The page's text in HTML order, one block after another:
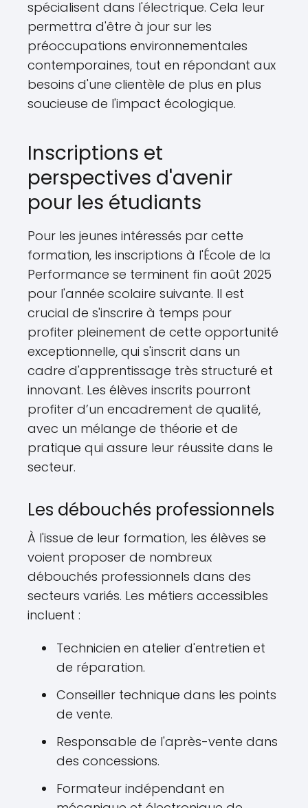
spécialisent dans l'électrique. Cela leur
permettra d'être à jour sur les
préoccupations environnementales
contemporaines, tout en répondant aux
besoins d'une clientèle de plus en plus
soucieuse de l'impact écologique.
Inscriptions et
perspectives d'avenir
pour les étudiants
Pour les jeunes intéressés par cette
formation, les inscriptions à l'École de la
Performance se terminent fin août 2025
pour l'année scolaire suivante. Il est
crucial de s'inscrire à temps pour
profiter pleinement de cette opportunité
exceptionnelle, qui s'inscrit dans un
cadre d'apprentissage très structuré et
innovant. Les élèves inscrits pourront
profiter d’un encadrement de qualité,
avec un mélange de théorie et de
pratique qui assure leur réussite dans le
secteur.
Les débouchés professionnels
À l'issue de leur formation, les élèves se
voient proposer de nombreux
débouchés professionnels dans des
secteurs variés. Les métiers accessibles
incluent :
Technicien en atelier d'entretien et
de réparation.
Conseiller technique dans les points
de vente.
Responsable de l'après-vente dans
des concessions.
Formateur indépendant en